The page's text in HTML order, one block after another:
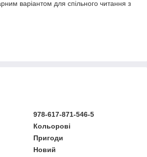
варіантом для спільного читання з
978-617-871-546-5
Кольорові
Пригоди
Новий